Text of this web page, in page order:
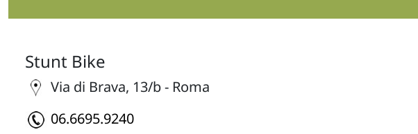
Stunt Bike
Via di Brava, 13/b - Roma
06.6695.9240